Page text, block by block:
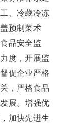
、冷藏冷冻
预制菜术
品安全监
度，开展监
促企业严格
，严格食品
展。增强优
加快先进生